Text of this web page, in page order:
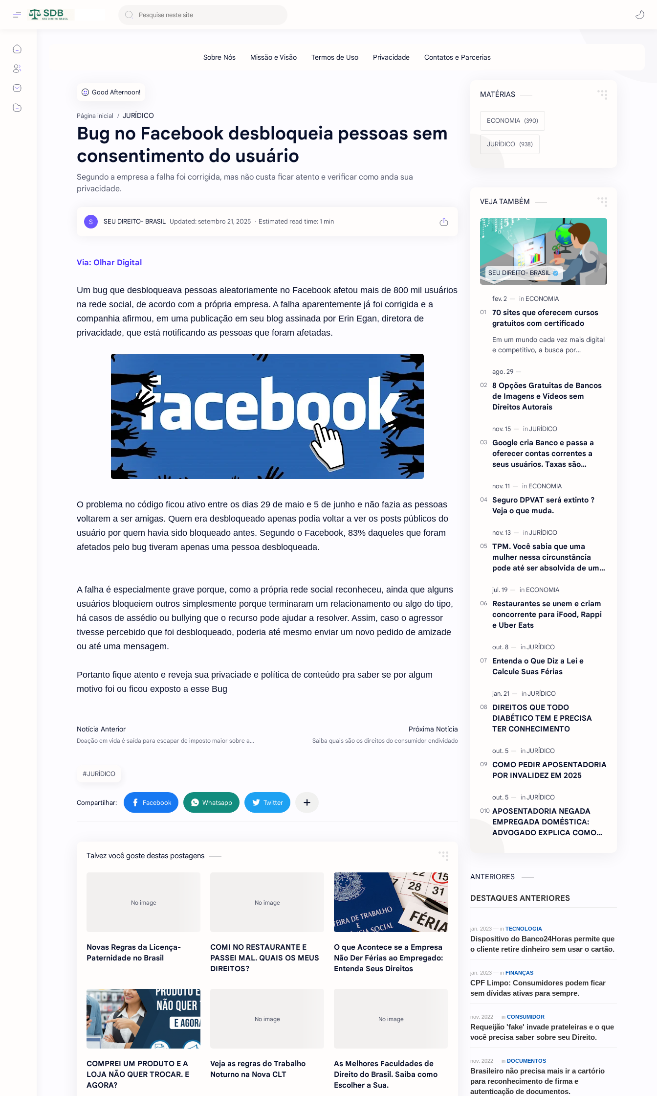
Página inicial JURÍDICO
Bug no Facebook desbloqueia pessoas sem
consentimento do usuário
Segundo a empresa a falha foi corrigida, mas não custa ficar atento e verificar como anda sua
privacidade.
Estimated read time: 1 min
Via: Olhar Digital
Um bug que desbloqueava pessoas aleatoriamente no Facebook afetou mais de 800 mil usuários
na rede social, de acordo com a própria empresa. A falha aparentemente já foi corrigida e a
companhia afirmou, em uma publicação em seu blog assinada por Erin Egan, diretora de
privacidade, que está notificando as pessoas que foram afetadas.
O problema no código ficou ativo entre os dias 29 de maio e 5 de junho e não fazia as pessoas
voltarem a ser amigas. Quem era desbloqueado apenas podia voltar a ver os posts públicos do
usuário por quem havia sido bloqueado antes. Segundo o Facebook, 83% daqueles que foram
afetados pelo bug tiveram apenas uma pessoa desbloqueada.
A falha é especialmente grave porque, como a própria rede social reconheceu, ainda que alguns
usuários bloqueiem outros simplesmente porque terminaram um relacionamento ou algo do tipo,
há casos de assédio ou bullying que o recurso pode ajudar a resolver. Assim, caso o agressor
tivesse percebido que foi desbloqueado, poderia até mesmo enviar um novo pedido de amizade
ou até uma mensagem.
Portanto fique atento e reveja sua privaciade e política de conteúdo pra saber se por algum
motivo foi ou ficou exposto a esse Bug
#JURÍDICO
Talvez você goste destas postagens
Novas Regras da Licença-
Paternidade no Brasil
COMI NO RESTAURANTE E
PASSEI MAL. QUAIS OS MEUS
DIREITOS?
O que Acontece se a Empresa
Não Der Férias ao Empregado:
Entenda Seus Direitos
COMPREI UM PRODUTO E A
LOJA NÃO QUER TROCAR. E
AGORA?
Veja as regras do Trabalho
Noturno na Nova CLT
As Melhores Faculdades de
Direito do Brasil. Saiba como
Escolher a Sua.
MATÉRIAS
ECONOMIA
JURÍDICO
VEJA TAMBÉM
70 sites que oferecem cursos
gratuitos com certificado
Em um mundo cada vez mais digital
e competitivo, a busca por
tornou-se essencial para quem
deseja se destacar no mercado …
8 Opções Gratuitas de Bancos
de Imagens e Vídeos sem
Direitos Autorais
Google cria Banco e passa a
oferecer contas correntes a
seus usuários. Taxas são
Seguro DPVAT será extinto ?
Veja o que muda.
TPM. Você sabia que uma
mulher nessa circunstância
pode até ser absolvida de um
Restaurantes se unem e criam
concorrente para iFood, Rappi
e Uber Eats
Entenda o Que Diz a Lei e
Calcule Suas Férias
DIREITOS QUE TODO
DIABÉTICO TEM E PRECISA
TER CONHECIMENTO
COMO PEDIR APOSENTADORIA
POR INVALIDEZ EM 2025
APOSENTADORIA NEGADA
EMPREGADA DOMÉSTICA:
ADVOGADO EXPLICA COMO
ANTERIORES
DESTAQUES ANTERIORES
jan. 2023 — in TECNOLOGIA
Dispositivo do Banco24Horas permite que
o cliente retire dinheiro sem usar o cartão.
jan. 2023 — in FINANÇAS
CPF Limpo: Consumidores podem ficar
sem dívidas ativas para sempre.
nov. 2022 — in CONSUMIDOR
Requeijão 'fake' invade prateleiras e o que
você precisa saber sobre seu Direito.
nov. 2022 — in DOCUMENTOS
Brasileiro não precisa mais ir a cartório
para reconhecimento de firma e
autenticação de documentos.